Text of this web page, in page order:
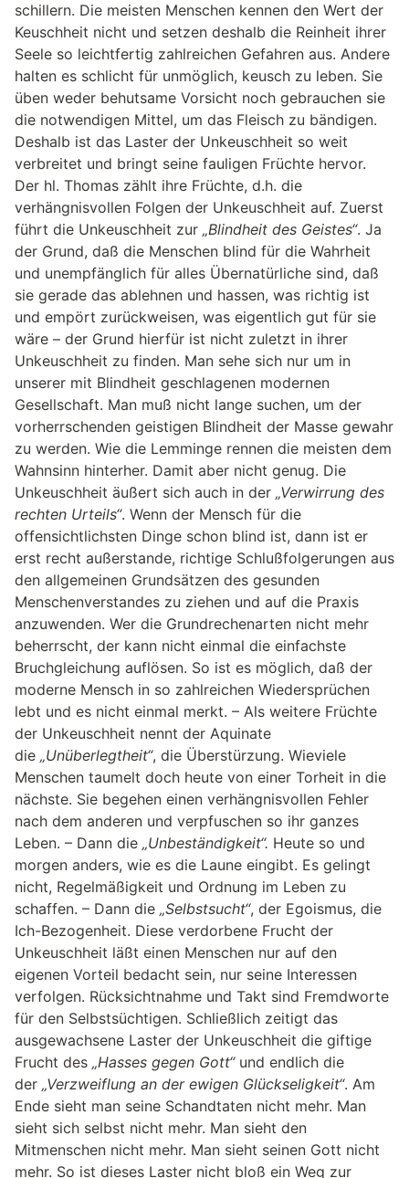
schillern. Die meisten Menschen kennen den Wert der
Keuschheit nicht und setzen deshalb die Reinheit ihrer
Seele so leichtfertig zahlreichen Gefahren aus. Andere
halten es schlicht für unmöglich, keusch zu leben. Sie
üben weder behutsame Vorsicht noch gebrauchen sie
die notwendigen Mittel, um das Fleisch zu bändigen.
Deshalb ist das Laster der Unkeuschheit so weit
verbreitet und bringt seine fauligen Früchte hervor.
Der hl. Thomas zählt ihre Früchte, d.h. die
verhängnisvollen Folgen der Unkeuschheit auf. Zuerst
führt die Unkeuschheit zur „Blindheit des Geistes“. Ja
der Grund, daß die Menschen blind für die Wahrheit
und unempfänglich für alles Übernatürliche sind, daß
sie gerade das ablehnen und hassen, was richtig ist
und empört zurückweisen, was eigentlich gut für sie
wäre – der Grund hierfür ist nicht zuletzt in ihrer
Unkeuschheit zu finden. Man sehe sich nur um in
unserer mit Blindheit geschlagenen modernen
Gesellschaft. Man muß nicht lange suchen, um der
vorherrschenden geistigen Blindheit der Masse gewahr
zu werden. Wie die Lemminge rennen die meisten dem
Wahnsinn hinterher. Damit aber nicht genug. Die
Unkeuschheit äußert sich auch in der „Verwirrung des
rechten Urteils“. Wenn der Mensch für die
offensichtlichsten Dinge schon blind ist, dann ist er
erst recht außerstande, richtige Schlußfolgerungen aus
den allgemeinen Grundsätzen des gesunden
Menschenverstandes zu ziehen und auf die Praxis
anzuwenden. Wer die Grundrechenarten nicht mehr
beherrscht, der kann nicht einmal die einfachste
Bruchgleichung auflösen. So ist es möglich, daß der
moderne Mensch in so zahlreichen Wiedersprüchen
lebt und es nicht einmal merkt. – Als weitere Früchte
der Unkeuschheit nennt der Aquinate
die „Unüberlegtheit“, die Überstürzung. Wieviele
Menschen taumelt doch heute von einer Torheit in die
nächste. Sie begehen einen verhängnisvollen Fehler
nach dem anderen und verpfuschen so ihr ganzes
Leben. – Dann die „Unbeständigkeit“. Heute so und
morgen anders, wie es die Laune eingibt. Es gelingt
nicht, Regelmäßigkeit und Ordnung im Leben zu
schaffen. – Dann die „Selbstsucht“, der Egoismus, die
Ich-Bezogenheit. Diese verdorbene Frucht der
Unkeuschheit läßt einen Menschen nur auf den
eigenen Vorteil bedacht sein, nur seine Interessen
verfolgen. Rücksichtnahme und Takt sind Fremdworte
für den Selbstsüchtigen. Schließlich zeitigt das
ausgewachsene Laster der Unkeuschheit die giftige
Frucht des „Hasses gegen Gott“und endlich die
der „Verzweiflung an der ewigen Glückseligkeit“. Am
Ende sieht man seine Schandtaten nicht mehr. Man
sieht sich selbst nicht mehr. Man sieht den
Mitmenschen nicht mehr. Man sieht seinen Gott nicht
mehr. So ist dieses Laster nicht bloß ein Weg zur